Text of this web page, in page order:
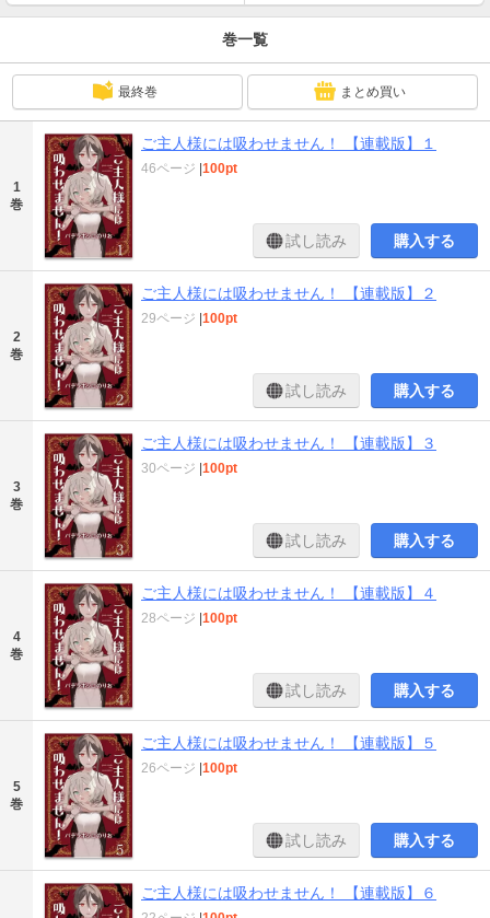
巻一覧
最終巻 まとめ買い
1
巻
ご主人様には吸わせません！ 【連載版】１
46ページ 100pt
試し読み 購入する
2
巻
ご主人様には吸わせません！ 【連載版】２
29ページ 100pt
試し読み 購入する
3
巻
ご主人様には吸わせません！ 【連載版】３
30ページ 100pt
試し読み 購入する
4
巻
ご主人様には吸わせません！ 【連載版】４
28ページ 100pt
試し読み 購入する
5
巻
ご主人様には吸わせません！ 【連載版】５
26ページ 100pt
試し読み 購入する
ご主人様には吸わせません！ 【連載版】６